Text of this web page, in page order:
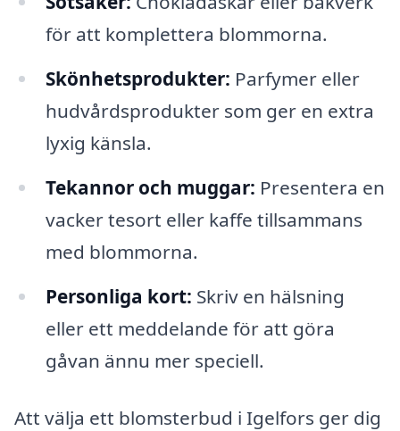
för att komplettera blommorna.
Skönhetsprodukter: Parfymer eller
hudvårdsprodukter som ger en extra
lyxig känsla.
Tekannor och muggar: Presentera en
vacker tesort eller kaffe tillsammans
med blommorna.
Personliga kort: Skriv en hälsning
eller ett meddelande för att göra
gåvan ännu mer speciell.
Att välja ett blomsterbud i Igelfors ger dig